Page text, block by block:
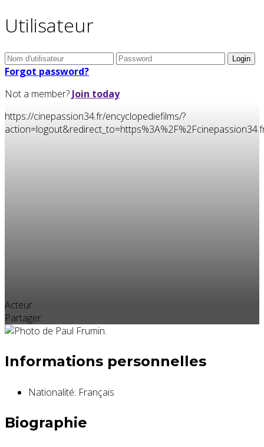
Utilisateur
Forgot password?
Not a member? Join today
https://cinepassion34.fr/encyclopediefilms/?
Acteur
Partager:
Informations personnelles
Nationalité: Français
Biographie